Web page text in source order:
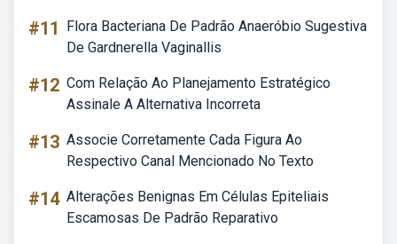
#11
Flora Bacteriana De Padrão Anaeróbio Sugestiva
De Gardnerella Vaginallis
#12 Com Relação Ao Planejamento Estratégico
Assinale A Alternativa Incorreta
#13 Associe Corretamente Cada Figura Ao
Respectivo Canal Mencionado No Texto
#14 Alterações Benignas Em Células Epiteliais
Escamosas De Padrão Reparativo